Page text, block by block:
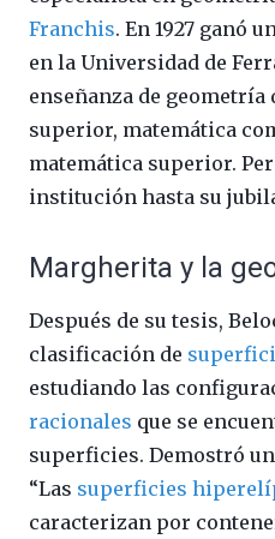
Franchis. En 1927 ganó
en la Universidad de
enseñanza de
superior, matemática
matemática superior.
institución hasta su
Margherita y la
Después de su tesis,
clasificación de
estudiando las
racionales que se
superficies. Demostró
“Las superficies
caracterizan por